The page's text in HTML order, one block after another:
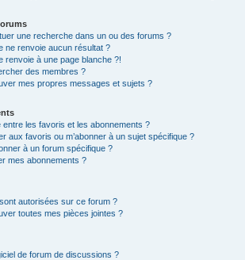
une recherche dans un ou des forums ?
ne renvoie aucun résultat ?
renvoie à une page blanche ?!
des membres ?
mes propres messages et sujets ?
entre les favoris et les abonnements ?
aux favoris ou m’abonner à un sujet spécifique ?
à un forum spécifique ?
mes abonnements ?
autorisées sur ce forum ?
toutes mes pièces jointes ?
de forum de discussions ?